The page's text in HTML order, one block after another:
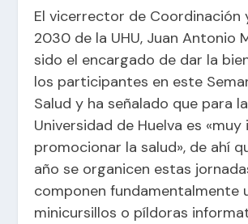
El vicerrector de Coordinación
2030 de la UHU, Juan Antonio
sido el encargado de dar la
los participantes en este
Salud y ha señalado que para la
Universidad de Huelva es
promocionar la salud», de ahí
año se organicen estas
componen fundamentalmente
minicursillos o píldoras